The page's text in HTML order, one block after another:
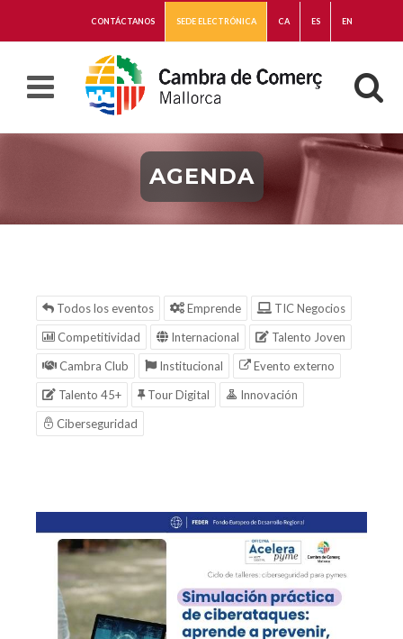
CONTÁCTANOS SEDE ELECTRÓNICA CA ES EN
AGENDA
Todos los eventos Emprende
TIC Negocios
Competitividad
Internacional
Talento Joven
Cambra Club
Institucional
Evento externo
Talento 45+
Tour Digital
Innovación
Ciberseguridad